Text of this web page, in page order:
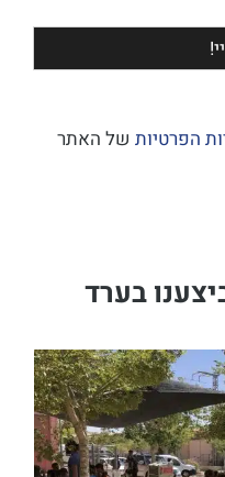
הפרטיות של האתר
בערד